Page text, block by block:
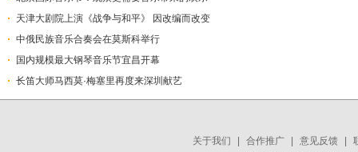
天津大剧院上演《战争与和平》 因改编而改变
中俄民族音乐合奏会在莫斯科举行
国内规模最大钢琴音乐节宜昌开幕
长笛大师马西莫·梅塞里再度来深圳献艺
关于我们 合作推广 意见反馈